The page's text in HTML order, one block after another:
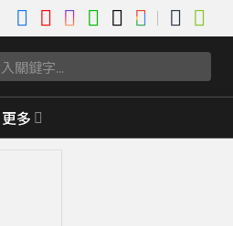
更多